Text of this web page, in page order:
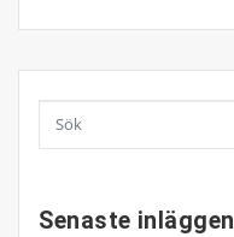
Senaste inläggen